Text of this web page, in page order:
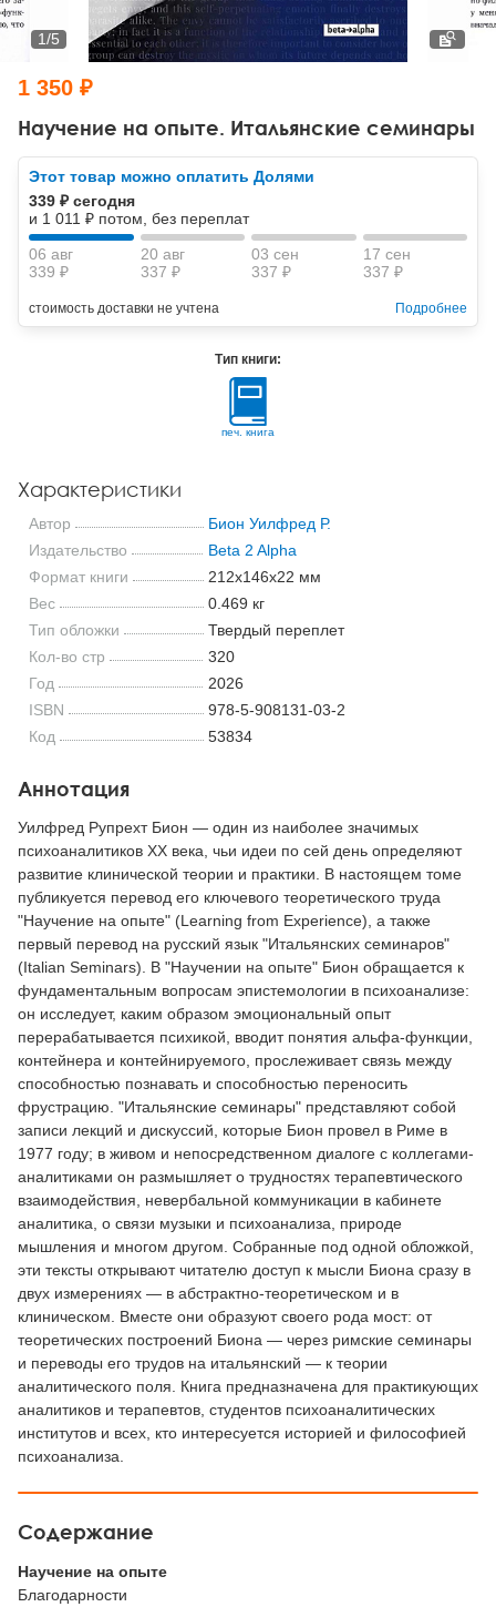
Тревожные расстройства, панические атаки
Психодрама
Другие направления психотерапии
Классический, эриксоновский гипноз и НЛП
НЛП
Психология труда и эргономика
Социальная психология
Социальная и организационная психология
Классический и юнгианский психоанализ
Научение на опыте. Итальянские семинары
1/5
1 350 ₽
Этот товар можно оплатить Долями
339 ₽ сегодня
и 1 011 ₽ потом, без переплат
06 авг
339 ₽
20 авг
337 ₽
03 сен
337 ₽
17 сен
337 ₽
стоимость доставки не учтена Подробнее
Тип книги:
печ. книга
Характеристики
Автор
Бион Уилфред Р.
Издательство
Beta 2 Alpha
Формат книги
212x146x22 мм
Вес
0.469 кг
Тип обложки
Твердый переплет
Кол-во стр
320
Год
2026
ISBN
978-5-908131-03-2
Код
53834
Аннотация
Уилфред Рупрехт Бион — один из наиболее значимых
психоаналитиков XX века, чьи идеи по сей день определяют
развитие клинической теории и практики. В настоящем томе
публикуется перевод его ключевого теоретического труда
"Научение на опыте" (Learning from Experience), а также
первый перевод на русский язык "Итальянских семинаров"
(Italian Seminars). В "Научении на опыте" Бион обращается к
фундаментальным вопросам эпистемологии в психоанализе:
он исследует, каким образом эмоциональный опыт
перерабатывается психикой, вводит понятия альфа-функции,
контейнера и контейнируемого, прослеживает связь между
способностью познавать и способностью переносить
фрустрацию. "Итальянские семинары" представляют собой
записи лекций и дискуссий, которые Бион провел в Риме в
1977 году; в живом и непосредственном диалоге с коллегами-
аналитиками он размышляет о трудностях терапевтического
взаимодействия, невербальной коммуникации в кабинете
аналитика, о связи музыки и психоанализа, природе
мышления и многом другом. Собранные под одной обложкой,
эти тексты открывают читателю доступ к мысли Биона сразу в
двух измерениях — в абстрактно-теоретическом и в
клиническом. Вместе они образуют своего рода мост: от
теоретических построений Биона — через римские семинары
и переводы его трудов на итальянский — к теории
аналитического поля. Книга предназначена для практикующих
аналитиков и терапевтов, студентов психоаналитических
институтов и всех, кто интересуется историей и философией
психоанализа.
Содержание
Научение на опыте
Благодарности